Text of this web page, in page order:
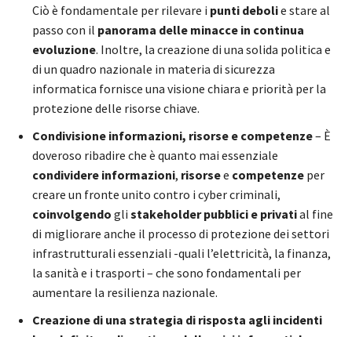
Ciò è fondamentale per rilevare i punti debolie stare al
passo con il panorama delle minacce in continua
evoluzione. Inoltre, la creazione di una solida politica e
di un quadro nazionale in materia di sicurezza
informatica fornisce una visione chiara e priorità per la
protezione delle risorse chiave.
Condivisione informazioni, risorse e competenze– È
doveroso ribadire che è quanto mai essenziale
condividere informazioni, risorsee competenze per
creare un fronte unito contro i cyber criminali,
coinvolgendo gli stakeholder pubblici e privatial fine
di migliorare anche il processo di protezione dei settori
infrastrutturali essenziali -quali l’elettricità, la finanza,
la sanità e i trasporti – che sono fondamentali per
aumentare la resilienza nazionale.
Creazione di una strategia di risposta agli incidenti